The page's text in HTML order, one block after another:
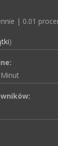
| 0.01
)